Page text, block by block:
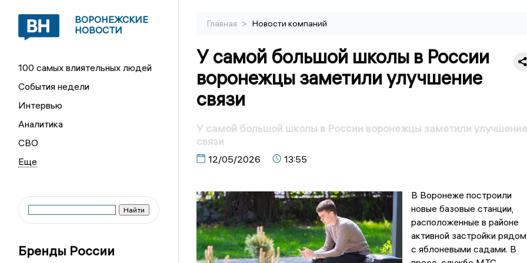
ВОРОНЕЖСКИЕ
НОВОСТИ
100 самых влиятельных людей
События недели
Интервью
Аналитика
СВО
Бренды России
Главная > Новости компаний
У самой большой школы в России
воронежцы заметили улучшение
связи
У самой большой школы в России воронежцы заметили улучшение
связи
12/05/2026 13:55
В Воронеже построили
новые базовые станции,
расположенные в районе
активной застройки рядом
с яблоневыми садами. В